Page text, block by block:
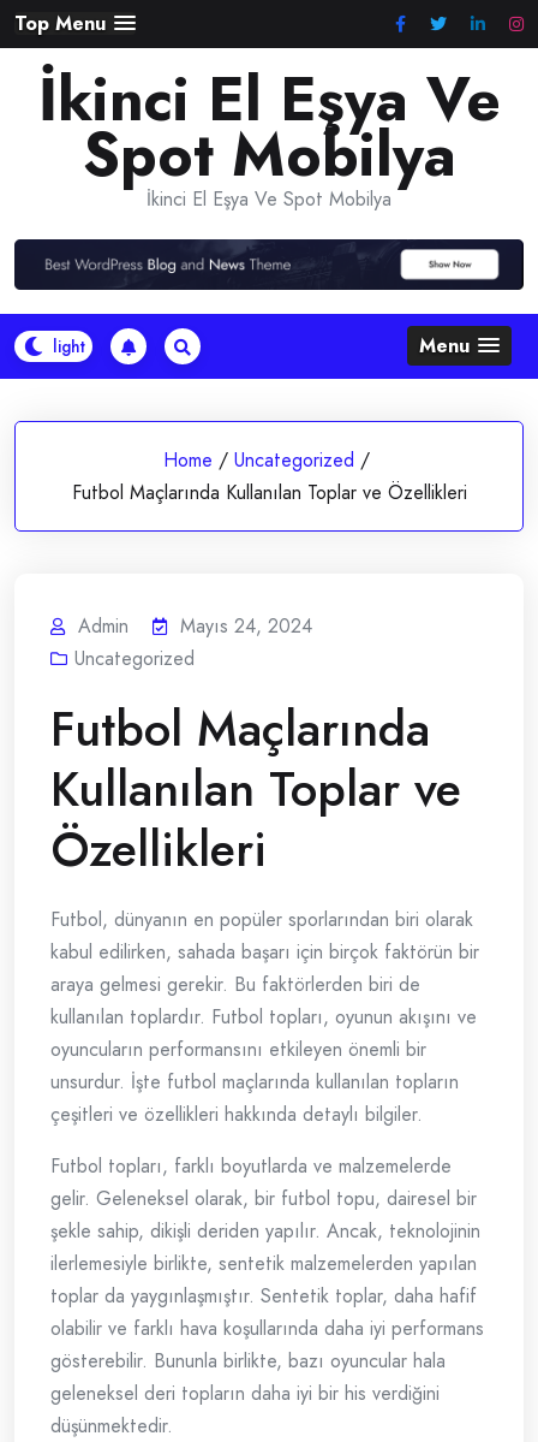
Skip
to
content
Top Menu
İkinci El Eşya Ve
Spot Mobilya
İkinci El Eşya Ve Spot Mobilya
Menu
Home / Uncategorized /
Futbol Maçlarında Kullanılan Toplar ve Özellikleri
Admin
Mayıs 24, 2024
Uncategorized
Futbol Maçlarında
Kullanılan Toplar ve
Özellikleri
Futbol, dünyanın en popüler sporlarından biri olarak
kabul edilirken, sahada başarı için birçok faktörün bir
araya gelmesi gerekir. Bu faktörlerden biri de
kullanılan toplardır. Futbol topları, oyunun akışını ve
oyuncuların performansını etkileyen önemli bir
unsurdur. İşte futbol maçlarında kullanılan topların
çeşitleri ve özellikleri hakkında detaylı bilgiler.
Futbol topları, farklı boyutlarda ve malzemelerde
gelir. Geleneksel olarak, bir futbol topu, dairesel bir
şekle sahip, dikişli deriden yapılır. Ancak, teknolojinin
ilerlemesiyle birlikte, sentetik malzemelerden yapılan
toplar da yaygınlaşmıştır. Sentetik toplar, daha hafif
olabilir ve farklı hava koşullarında daha iyi performans
gösterebilir. Bununla birlikte, bazı oyuncular hala
geleneksel deri topların daha iyi bir his verdiğini
düşünmektedir.